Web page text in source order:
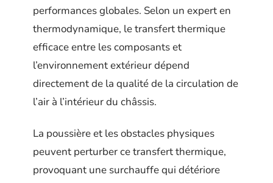
performances globales. Selon un expert en
thermodynamique, le transfert thermique
efficace entre les composants et
l’environnement extérieur dépend
directement de la qualité de la circulation de
l’air à l’intérieur du châssis.
La poussière et les obstacles physiques
peuvent perturber ce transfert thermique,
provoquant une surchauffe qui détériore